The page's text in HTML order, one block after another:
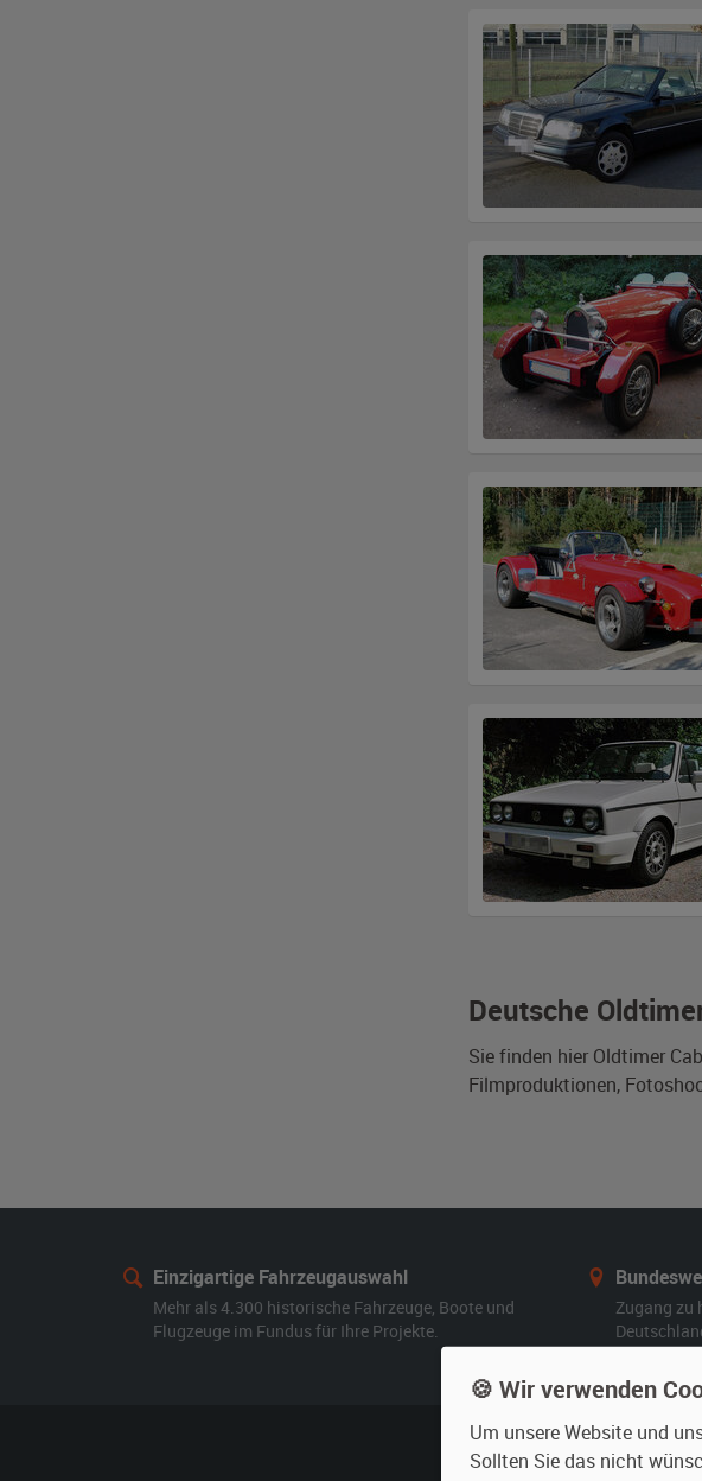
Deutsche
Sie finden hier Oldtimer
Filmproduktionen,
Einzigartige Fahrzeugauswahl
Mehr als 4.300 historische Fahrzeuge, Boote und
Flugzeuge im Fundus für Ihre Projekte.
Zugang zu
🍪 Wir verwenden
Um unsere Website und
Sollten Sie das nicht